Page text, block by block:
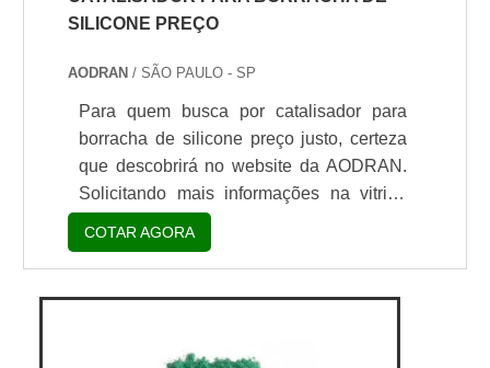
SILICONE PREÇO
AODRAN/ SÃO PAULO - SP
Para quem busca por catalisador para
borracha de silicone preço justo, certeza
que descobrirá no website da AODRAN.
Solicitando mais informações na vitrine
que se chama Soluções Industriais e
conhecendo a líder do segmento.É
importante lembrar que o produto deve
sempre ser adquirido com empresas
cuidado ajuda a garantir a qualidade e
COTAR AGORA